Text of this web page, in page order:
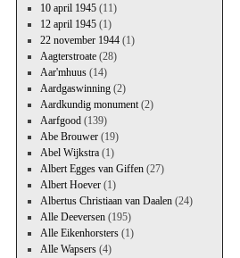
10 april 1945(11)
12 april 1945(1)
22 november 1944(1)
Aagterstroate(28)
Aar'mhuus(14)
Aardgaswinning(2)
Aardkundig monument(2)
Aarfgood(139)
Abe Brouwer(19)
Abel Wijkstra(1)
Albert Egges van Giffen(27)
Albert Hoever(1)
Albertus Christiaan van Daalen(24)
Alle Deeversen(195)
Alle Eikenhorsters(1)
Alle Wapsers(4)